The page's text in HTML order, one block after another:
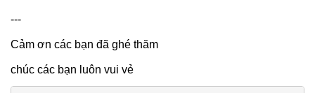
---
Cảm ơn các bạn đã ghé thăm
chúc các bạn luôn vui vẻ